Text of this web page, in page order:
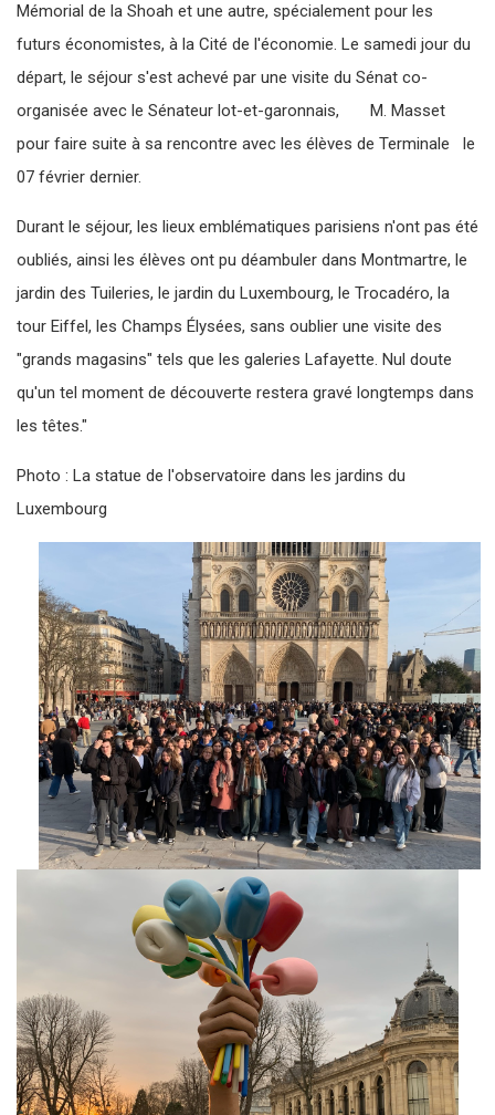
Mémorial de la Shoah et une autre, spécialement pour les
futurs économistes, à la Cité de l'économie. Le samedi jour du
départ, le séjour s'est achevé par une visite du Sénat co-
organisée avec le Sénateur lot-et-garonnais, M. Masset
pour faire suite à sa rencontre avec les élèves de Terminale le
07 février dernier.
Durant le séjour, les lieux emblématiques parisiens n'ont pas été
oubliés, ainsi les élèves ont pu déambuler dans Montmartre, le
jardin des Tuileries, le jardin du Luxembourg, le Trocadéro, la
tour Eiffel, les Champs Élysées, sans oublier une visite des
"grands magasins" tels que les galeries Lafayette. Nul doute
qu'un tel moment de découverte restera gravé longtemps dans
les têtes."
Photo : La statue de l'observatoire dans les jardins du
Luxembourg